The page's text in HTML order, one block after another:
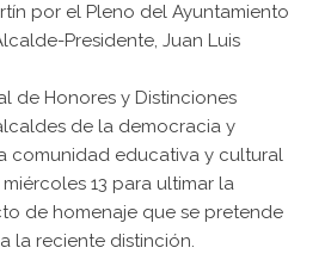
por el Pleno del Ayuntamiento
Presidente, Juan Luis
de Honores y Distinciones
de la democracia y
comunidad educativa y cultural
13 para ultimar la
de homenaje que se pretende
la reciente distinción.